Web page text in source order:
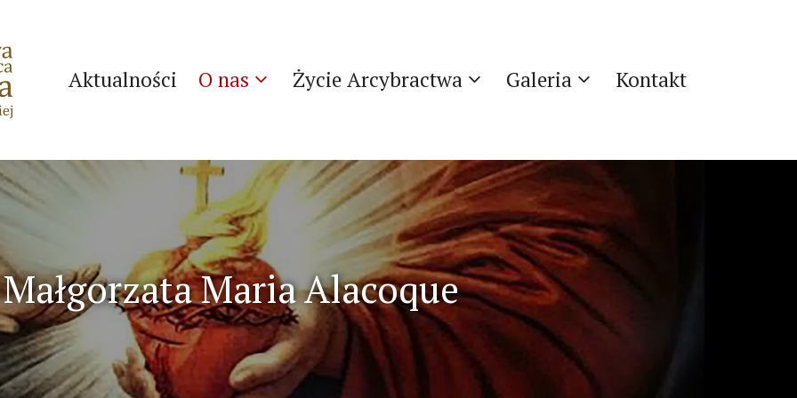
Aktualności O nas Życie Arcybractwa Galeria Kontakt
Maria Alacoque